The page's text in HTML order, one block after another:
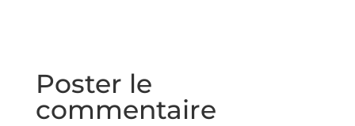
Poster le
commentaire